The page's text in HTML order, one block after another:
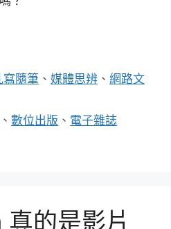
寫隨筆 、媒體思辨 、網路文
、數位出版 、 電子雜誌
的是影片